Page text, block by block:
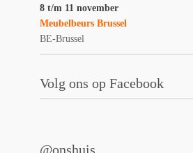
8 t/m 11 november
Meubelbeurs Brussel
BE-Brussel
Volg ons op Facebook
@onshuis